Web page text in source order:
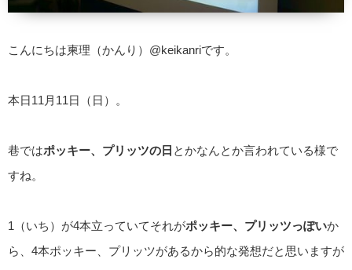
こんにちは柬理（かんり）@keikanriです。
本日11月11日（日）。
巷ではポッキー、プリッツの日 とかなんとか言われている様で
すね。
1（いち）が4本立っていてそれがポッキー、プリッツっぽいか
ら、4本ポッキー、プリッツがあるから的な発想だと思いますが